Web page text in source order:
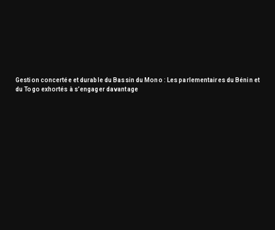
Gestion concertée et durable du Bassin du Mono : Les parlementaires du Bénin et
du Togo exhortés à s’engager davantage